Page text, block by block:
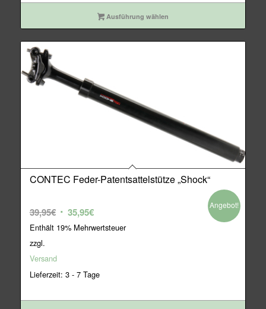
Ausführung wählen
CONTEC Feder-Patentsattelstütze „Shock“
39,95€ Ursprünglicher
Preis
35,95€Aktueller
Preis
Enthält 19% Mehrwertsteuer
zzgl.
Versand
Lieferzeit: 3 - 7 Tage
Angebot!